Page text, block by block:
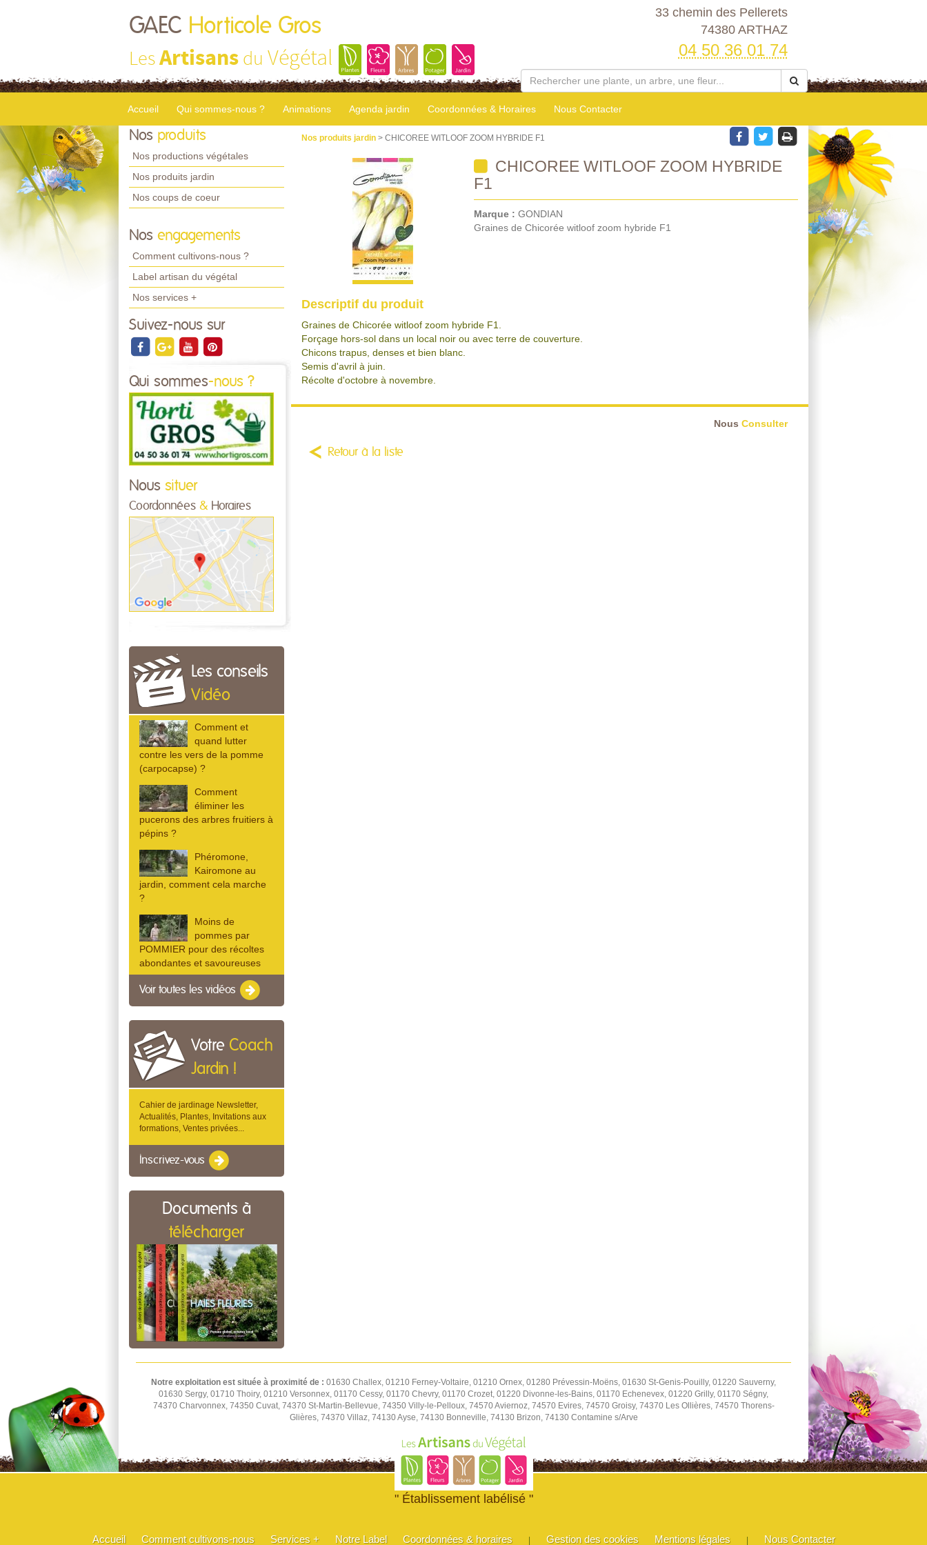
GAEC Horticole Gros
LesArtisans du Végétal
33 chemin des Pellerets
74380 ARTHAZ
04 50 36 01 74
Accueil Qui sommes-nous ? Animations Agenda jardin Coordonnées & Horaires Nous Contacter
Nos produits
Nos productions végétales
Nos produits jardin
Nos coups de coeur
Nos engagements
Comment cultivons-nous ?
Label artisan du végétal
Nos services +
Suivez-nous sur
Qui sommes-nous ?
Nous situer
Coordonnées & Horaires
Les conseils
Vidéo
Comment et
quand lutter
contre les vers de la pomme
(carpocapse) ?
Comment
éliminer les
pucerons des arbres fruitiers à
pépins ?
Phéromone,
Kairomone au
jardin, comment cela marche
?
Moins de
pommes par
POMMIER pour des récoltes
abondantes et savoureuses
Voir toutes les vidéos
Votre Coach
Jardin !
Cahier de jardinage Newsletter,
Actualités, Plantes, Invitations aux
formations, Ventes privées...
Inscrivez-vous
Documents à
télécharger
Nos produits jardin > CHICOREE WITLOOF ZOOM HYBRIDE F1
CHICOREE WITLOOF ZOOM HYBRIDE
F1
Marque : GONDIAN
Graines de Chicorée witloof zoom hybride F1
Descriptif du produit
Graines de Chicorée witloof zoom hybride F1.
Forçage hors-sol dans un local noir ou avec terre de couverture.
Chicons trapus, denses et bien blanc.
Semis d'avril à juin.
Récolte d'octobre à novembre.
Nous Consulter
Retour à la liste
Notre exploitation est située à proximité de : 01630 Challex, 01210 Ferney-Voltaire, 01210 Ornex, 01280 Prévessin-Moëns, 01630 St-Genis-Pouilly, 01220 Sauverny,
01630 Sergy, 01710 Thoiry, 01210 Versonnex, 01170 Cessy, 01170 Chevry, 01170 Crozet, 01220 Divonne-les-Bains, 01170 Echenevex, 01220 Grilly, 01170 Ségny,
74370 Charvonnex, 74350 Cuvat, 74370 St-Martin-Bellevue, 74350 Villy-le-Pelloux, 74570 Aviernoz, 74570 Evires, 74570 Groisy, 74370 Les Ollières, 74570 Thorens-
Glières, 74370 Villaz, 74130 Ayse, 74130 Bonneville, 74130 Brizon, 74130 Contamine s/Arve
" Établissement labélisé "
Accueil Comment cultivons-nous Services + Notre Label Coordonnées & horaires | Gestion des cookies Mentions légales | Nous Contacter